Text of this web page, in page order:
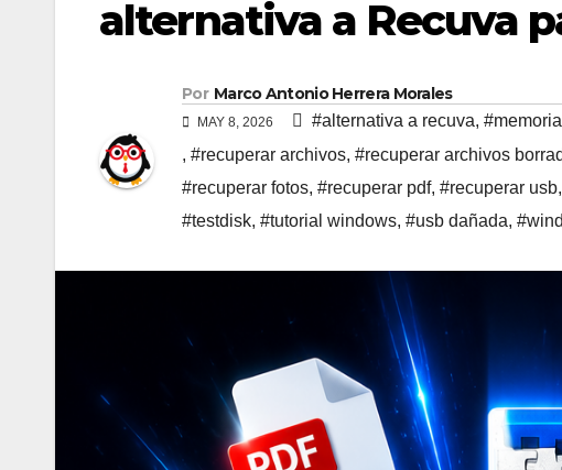
alternativa a Recuva
Por Marco Antonio Herrera Morales
MAY 8, 2026 #alternativa a recuva,
, #recuperar archivos, #recuperar archivos
#recuperar fotos, #recuperar pdf, #recuperar usb,
#testdisk, #tutorial windows, #usb dañada,